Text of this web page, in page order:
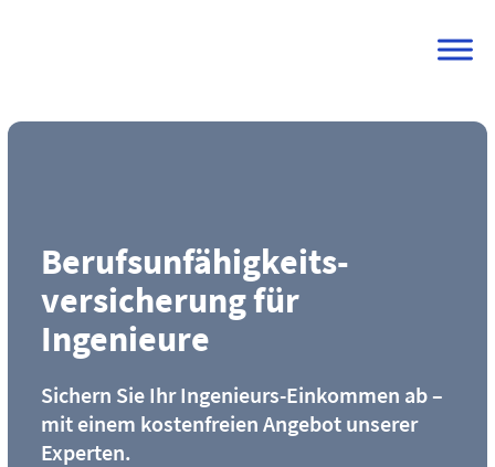
Berufs­unfähigkeits­
versicherung für
Ingenieure
Sichern Sie Ihr Ingenieurs-Einkommen ab –
mit einem kostenfreien Angebot unserer
Experten.